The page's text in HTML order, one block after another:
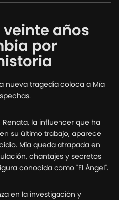
años
por
nueva tragedia coloca a Mía
la influencer que ha
su último trabajo, aparece
Mía queda atrapada en
chantajes y secretos
conocida como "El Ángel".
en la investigación y